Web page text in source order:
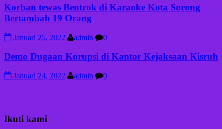
Korban tewas Bentrok di Karaoke Kota Sorong
Bertambah 19 Orang
Januari 25, 2022 admin 0
Demo Dugaan Korupsi di Kantor Kejaksaan Kisruh
Januari 24, 2022 admin 0
Ikuti kami